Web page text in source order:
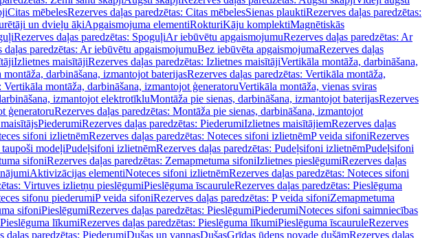
Citas mēbelesRezerves daļas paredzētas: Citas mēbelesSienas plauktiRezerves daļas paredzētas:
un dvieļu āķiApgaismojuma elementiRokturiKāju komplektiMagnētiskās
Rezerves daļas paredzētas: SpoguļiAr iebūvētu apgaismojumuRezerves daļas paredzētas: Ar
daļas paredzētas: Ar iebūvētu apgaismojumuBez iebūvēta apgaismojumaRezerves daļas
Izlietnes maisītājiRezerves daļas paredzētas: Izlietnes maisītājiVertikāla montāža, darbināšana,
montāža, darbināšana, izmantojot baterijasRezerves daļas paredzētas: Vertikāla montāža,
Vertikāla montāža, darbināšana, izmantojot ģeneratoruVertikāla montāža, vienas sviras
izmantojot elektrotīkluMontāža pie sienas, darbināšana, izmantojot baterijasRezerves
ģeneratoruRezerves daļas paredzētas: Montāža pie sienas, darbināšana, izmantojot
PiederumiRezerves daļas paredzētas: PiederumiIzlietnes maisītājiemRezerves daļas
sifoni izlietnēmRezerves daļas paredzētas: Noteces sifoni izlietnēmP veida sifoniRezerves
modeļiPudeļsifoni izlietnēmRezerves daļas paredzētas: Pudeļsifoni izlietnēmPudeļsifoni
sifoniRezerves daļas paredzētas: Zemapmetuma sifoniIzlietnes pieslēgumiRezerves daļas
Aktivizācijas elementiNoteces sifoni izlietnēmRezerves daļas paredzētas: Noteces sifoni
Virtuves izlietņu pieslēgumiPieslēguma īscauruleRezerves daļas paredzētas: Pieslēguma
sifonu piederumiP veida sifoniRezerves daļas paredzētas: P veida sifoniZemapmetuma
sifoniPieslēgumiRezerves daļas paredzētas: PieslēgumiPiederumiNoteces sifoni saimniecības
Pieslēguma līkumiRezerves daļas paredzētas: Pieslēguma līkumiPieslēguma īscauruleRezerves
daļas paredzētas: PiederumiDušas un vannasDušasGrīdas ūdens novade dušāmRezerves daļas